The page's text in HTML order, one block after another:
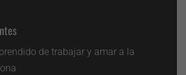
de trabajar y amar a la